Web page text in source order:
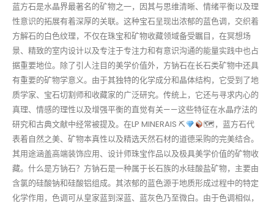
蓝方石是水晶界最著名的矿物之一，因其与思维清晰、情绪平衡以及理
性意识的拓展有着深厚的关联。这种宝石呈现出浓郁的蓝色调，交织着
方解石的白色纹理，不仅在珠宝和矿物收藏领域备受瞩目，在冥想场
景、精致的室内设计以及专注于专注力和有意识沟通的能量实践中也占
据重要地位。除了引人注目的美学价值外，方钠石在长石类矿物中还具
有重要的矿物学意义。由于其独特的化学成分和晶体结构，它受到了地
质学家、宝石切割师和收藏家的广泛研究。传统上，它还与寻求内心的
真理、情感的理性以及增强平衡的直觉有关——这些特征在水晶疗法的
研究和古典文献中经常被提及。在LP MINERAIS ⛏
🗺，蓝方石代
表着自然之美、矿物本真性以及精选天然石材的道德采购的完美结合。
其用途涵盖高端装饰应用、设计师珠宝作品以及极具美学价值的矿物收
藏。什么是方钠石？方钠石是一种属于长石族的水硅酸盐矿物，主要由
含氯的硅酸钠和硅酸铝组成。其浓郁的蓝色源于地质形成过程中的特定
化学作用，色调可从皇家蓝到深蓝、蓝灰色乃至微白。由于色调相似，